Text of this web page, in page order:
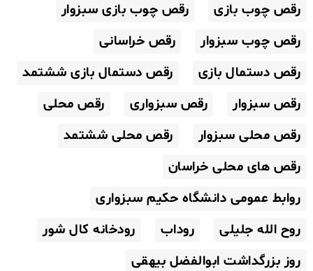
رقص چوب بازی
رقص چوب بازی سبزوار
رقص چوب سبزوار
رقص خراسانی
رقص دستمال بازی
رقص دستمال بازی ششتمد
رقص سبزوار
رقص سبزواری
رقص محلی
رقص محلی سبزوار
رقص محلی ششتمد
رقص های محلی خراسان
روابط عمومی دانشگاه حکیم سبزواری
روح الله جلیلی
روداب
رودخانه کال شور
روز بزرگداشت ابوالفضل بیهقی